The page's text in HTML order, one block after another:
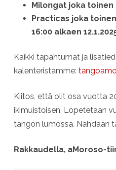
Milongat joka toinen
Practicas joka
16:00 alkaen
Kaikki tapahtumat ja
kalenteristamme:
Kiitos, että olit osa vuotta
ikimuistoisen. Lopetetaan
tangon lumossa. Nähdään
Rakkaudella, aMoroso-